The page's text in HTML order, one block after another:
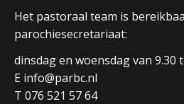
Het pastoraal team is
parochiesecretariaat:
dinsdag en woensdag van 9.30
E info@parbc.nl
T 076 521 57 64